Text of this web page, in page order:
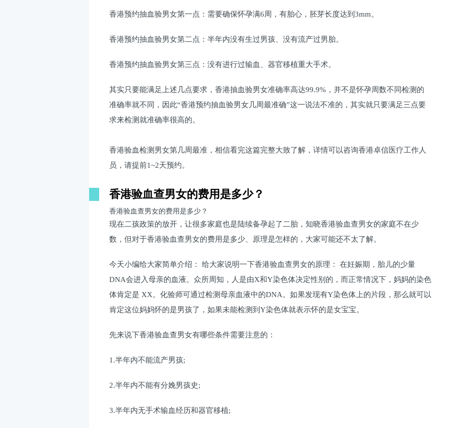
香港预约抽血验男女第一点：需要确保怀孕满6周，有胎心，胚芽长度达到3mm。
香港预约抽血验男女第二点：半年内没有生过男孩、没有流产过男胎。
香港预约抽血验男女第三点：没有进行过输血、器官移植重大手术。
其实只要能满足上述几点要求，香港抽血验男女准确率高达99.9%，并不是怀孕周数不同检测的
准确率就不同，因此“香港预约抽血验男女几周最准确”这一说法不准的，其实就只要满足三点要
求来检测就准确率很高的。
香港验血检测男女第几周最准，相信看完这篇完整大致了解，详情可以咨询香港卓信医疗工作人
员，请提前1~2天预约。
香港验血查男女的费用是多少？
香港验血查男女的费用是多少？
现在二孩政策的放开，让很多家庭也是陆续备孕起了二胎，知晓香港验血查男女的家庭不在少
数，但对于香港验血查男女的费用是多少、原理是怎样的，大家可能还不太了解。
今天小编给大家简单介绍： 给大家说明一下香港验血查男女的原理： 在妊娠期，胎儿的少量
DNA会进入母亲的血液。众所周知，人是由X和Y染色体决定性别的，而正常情况下，妈妈的染色
体肯定是 XX。化验师可通过检测母亲血液中的DNA。如果发现有Y染色体上的片段，那么就可以
肯定这位妈妈怀的是男孩了，如果未能检测到Y染色体就表示怀的是女宝宝。
先来说下香港验血查男女有哪些条件需要注意的：
1.半年内不能流产男孩;
2.半年内不能有分娩男孩史;
3.半年内无手术输血经历和器官移植;